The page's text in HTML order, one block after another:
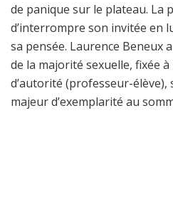
de panique sur le plateau. La
d’interrompre son invitée en
sa pensée. Laurence Beneux
de la majorité sexuelle, fixée
d’autorité (professeur-
majeur d’exemplarité au